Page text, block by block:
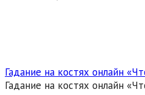
Гадание на костях онлайн
Гадание на костях онлайн